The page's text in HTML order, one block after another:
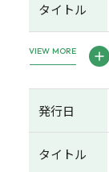
タイトル
VIEW MORE
発行日
タイトル